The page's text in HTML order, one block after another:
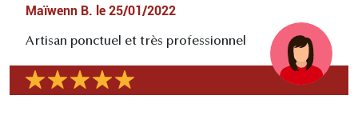
Maïwenn B. le 25/01/2022
Artisan ponctuel et très professionnel